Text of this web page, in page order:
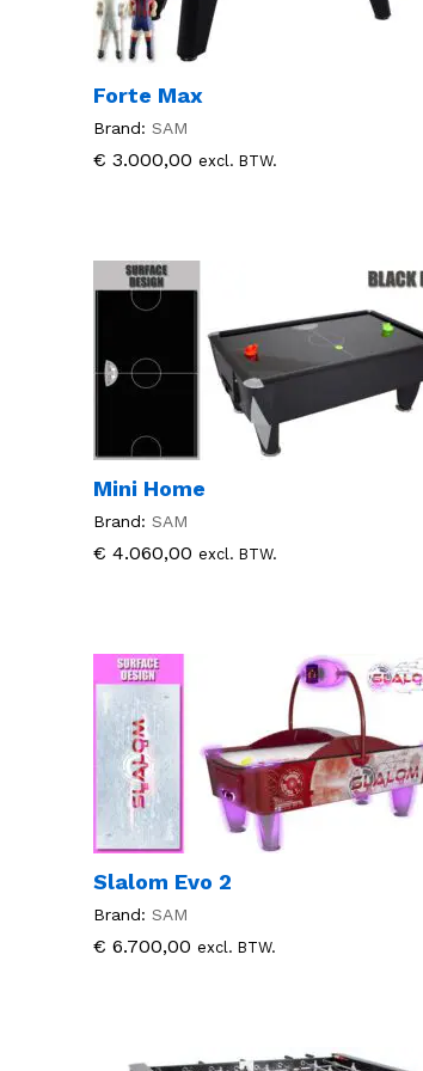
Forte Max
Brand: SAM
€ 3.000,00 excl. BTW.
€ 3.000,00
Mini Home
Brand: SAM
€ 4.060,00 excl. BTW.
€ 4.060,00
Slalom Evo 2
Brand: SAM
€ 6.700,00 excl. BTW.
€ 6.700,00